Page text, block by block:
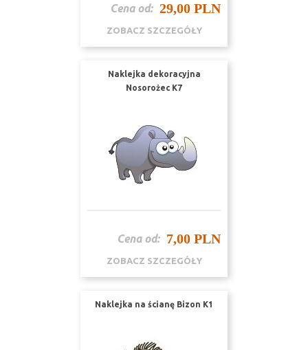
Cena od: 29,00 PLN
ZOBACZ SZCZEGÓŁY
Naklejka dekoracyjna
Nosorożec K7
Cena od: 7,00 PLN
ZOBACZ SZCZEGÓŁY
Naklejka na ścianę Bizon K1